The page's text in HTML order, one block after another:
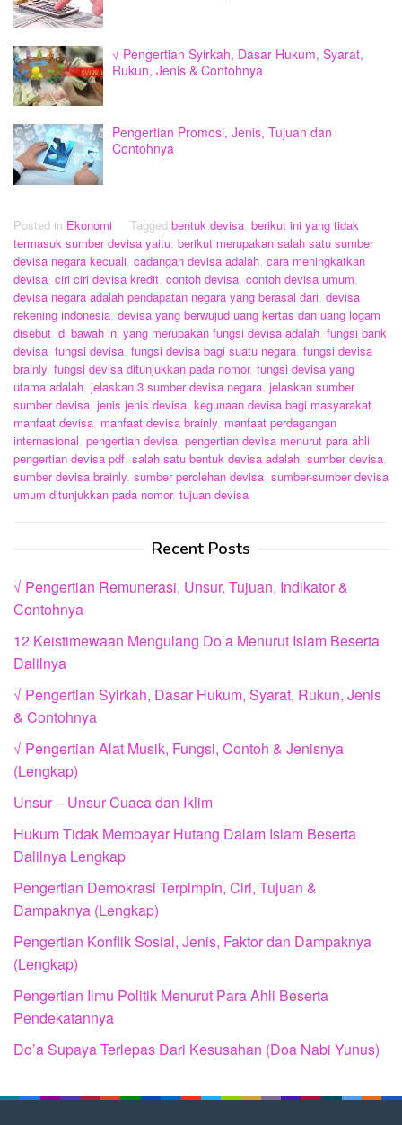
√ Pengertian Syirkah, Dasar Hukum, Syarat,
Rukun, Jenis & Contohnya
Pengertian Promosi, Jenis, Tujuan dan
Contohnya
Posted in Ekonomi Tagged bentuk devisa berikut ini yang tidak
termasuk sumber devisa yaitu berikut merupakan salah satu sumber
devisa negara kecuali cadangan devisa adalah cara meningkatkan
devisa ciri ciri devisa kredit contoh devisa contoh devisa umum
devisa negara adalah pendapatan negara yang berasal dari devisa
rekening indonesia devisa yang berwujud uang kertas dan uang logam
disebut di bawah ini yang merupakan fungsi devisa adalah fungsi bank
devisa fungsi devisa fungsi devisa bagi suatu negara fungsi devisa
brainly fungsi devisa ditunjukkan pada nomor, fungsi devisa yang
utama adalah jelaskan 3 sumber devisa negara jelaskan sumber
sumber devisa jenis jenis devisa kegunaan devisa bagi masyarakat
manfaat devisa manfaat devisa brainly manfaat perdagangan
internasional pengertian devisa pengertian devisa menurut para ahli
pengertian devisa pdf salah satu bentuk devisa adalah sumber devisa
sumber devisa brainly sumber perolehan devisa sumber-sumber devisa
umum ditunjukkan pada nomor, tujuan devisa
Recent Posts
√ Pengertian Remunerasi, Unsur, Tujuan, Indikator &
Contohnya
12 Keistimewaan Mengulang Do’a Menurut Islam Beserta
Dalilnya
√ Pengertian Syirkah, Dasar Hukum, Syarat, Rukun, Jenis
& Contohnya
√ Pengertian Alat Musik, Fungsi, Contoh & Jenisnya
(Lengkap)
Unsur – Unsur Cuaca dan Iklim
Hukum Tidak Membayar Hutang Dalam Islam Beserta
Dalilnya Lengkap
Pengertian Demokrasi Terpimpin, Ciri, Tujuan &
Dampaknya (Lengkap)
Pengertian Konflik Sosial, Jenis, Faktor dan Dampaknya
(Lengkap)
Pengertian Ilmu Politik Menurut Para Ahli Beserta
Pendekatannya
Do’a Supaya Terlepas Dari Kesusahan (Doa Nabi Yunus)